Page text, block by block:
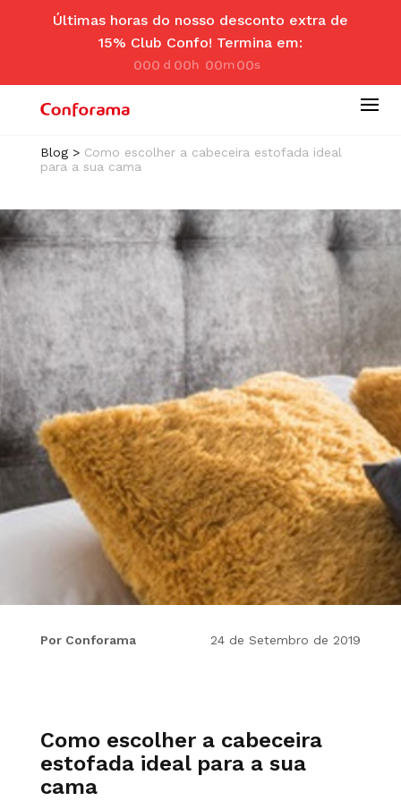
Últimas horas do nosso desconto extra de
15% Club Confo! Termina em:
000 d
ay
00hr
s
00m
in
00se
c
Blog> Como escolher a cabeceira estofada ideal
para a sua cama
Por Conforama 24 de Setembro de 2019
Como escolher a cabeceira
estofada ideal para a sua
cama